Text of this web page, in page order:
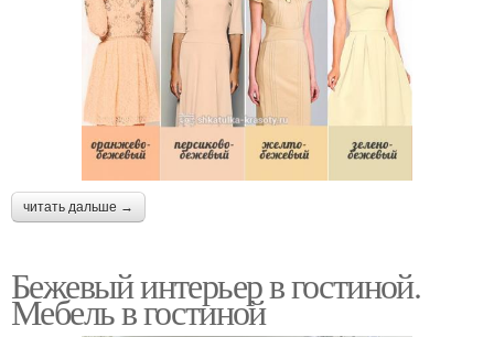
читать дальше →
Бежевый интерьер в гостиной.
Мебель в гостиной